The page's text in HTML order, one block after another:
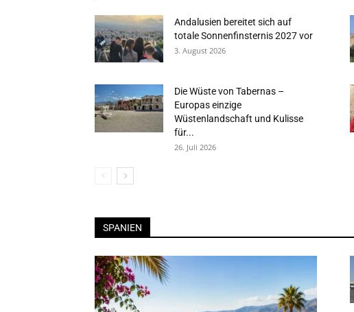
Andalusien bereitet sich auf
totale Sonnenfinsternis 2027 vor
3. August 2026
Die Wüste von Tabernas –
Europas einzige
Wüstenlandschaft und Kulisse
für...
26. Juli 2026
SPANIEN